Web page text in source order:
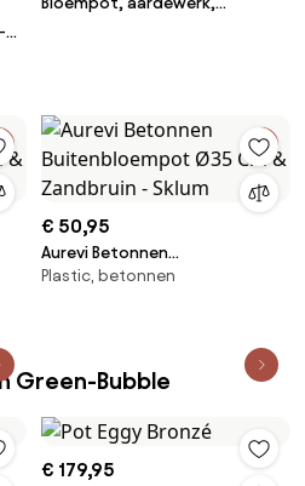
€ 50,95
Aurevi Betonnen
Buitenbloempot Ø35 Cm &
Plastic, betonnen
Green-Bubble
€ 179,95